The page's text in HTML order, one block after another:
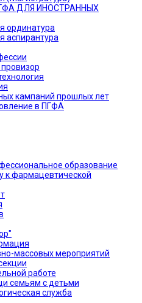
ДЛЯ ИНОСТРАННЫХ
ординатура
аспирантура
кампаний прошлых лет
в ПГФА
образование
к фармацевтической
массовых мероприятий
работе
семьям с детьми
служба